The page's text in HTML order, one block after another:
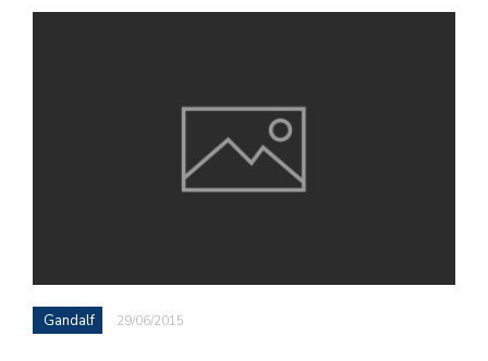
Gandalf 29/06/2015